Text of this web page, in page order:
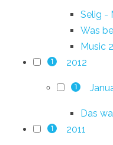
Selig -
Was
Music
1 2012
1
Das
1 2011